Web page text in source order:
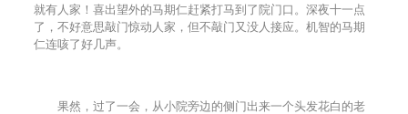
就有人家！喜出望外的马期仁赶紧打马到了院门口。深夜十一点
了，不好意思敲门惊动人家，但不敲门又没人接应。机智的马期
仁连咳了好几声。
果然，过了一会，从小院旁边的侧门出来一个头发花白的老